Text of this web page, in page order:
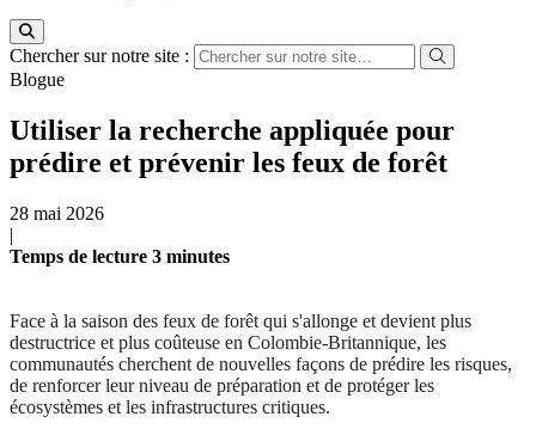
Chercher sur notre site :
Blogue
Utiliser la recherche appliquée pour
prédire et prévenir les feux de forêt
28 mai 2026
|
Temps de lecture 3 minutes
Face à la saison des feux de forêt qui s'allonge et devient plus
destructrice et plus coûteuse en Colombie-Britannique, les
communautés cherchent de nouvelles façons de prédire les risques,
de renforcer leur niveau de préparation et de protéger les
écosystèmes et les infrastructures critiques.